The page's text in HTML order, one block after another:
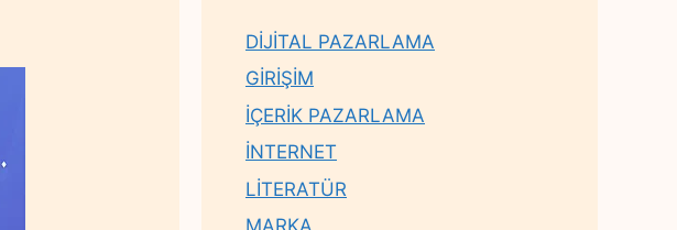
DİJİTAL PAZARLAMA
GİRİŞİM
İÇERİK PAZARLAMA
İNTERNET
LİTERATÜR